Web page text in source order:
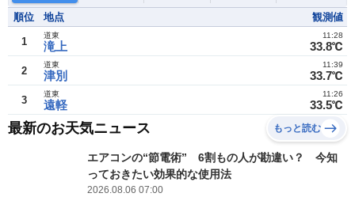
順位 地点 観測値
1 滝上
道東
33.8℃
11:28
2 津別
道東
33.7℃
11:39
3 遠軽
道東
33.5℃
11:26
最新のお天気ニュース もっと読む
エアコンの“節電術” 6割もの人が勘違い？ 今知
っておきたい効果的な使用法
2026.08.06 07:00